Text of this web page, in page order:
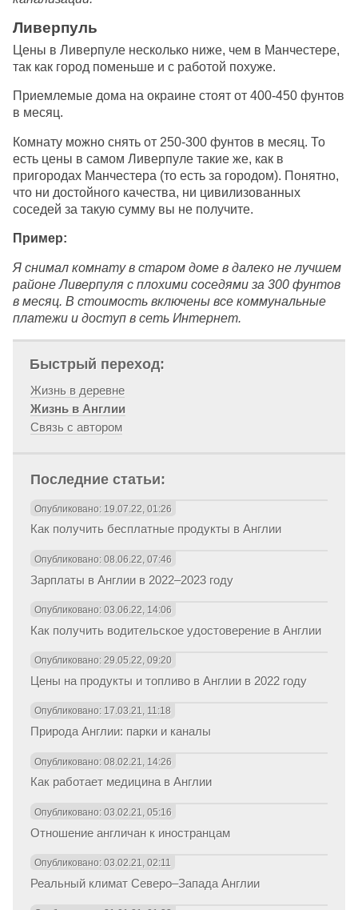
Ливерпуль
Цены в Ливерпуле несколько ниже, чем в Манчестере,
так как город поменьше и с работой похуже.
Приемлемые дома на окраине стоят от 400-450 фунтов
в месяц.
Комнату можно снять от 250-300 фунтов в месяц. То
есть цены в самом Ливерпуле такие же, как в
пригородах Манчестера (то есть за городом). Понятно,
что ни достойного качества, ни цивилизованных
соседей за такую сумму вы не получите.
Пример:
Я снимал комнату в старом доме в далеко не лучшем
районе Ливерпуля с плохими соседями за 300 фунтов
в месяц. В стоимость включены все коммунальные
платежи и доступ в сеть Интернет.
Быстрый переход:
Жизнь в деревне
Жизнь в Англии
Связь с автором
Последние статьи:
Опубликовано: 19.07.22, 01:26
Как получить бесплатные продукты в Англии
Опубликовано: 08.06.22, 07:46
Зарплаты в Англии в 2022–2023 году
Опубликовано: 03.06.22, 14:06
Как получить водительское удостоверение в Англии
Опубликовано: 29.05.22, 09:20
Цены на продукты и топливо в Англии в 2022 году
Опубликовано: 17.03.21, 11:18
Природа Англии: парки и каналы
Опубликовано: 08.02.21, 14:26
Как работает медицина в Англии
Опубликовано: 03.02.21, 05:16
Отношение англичан к иностранцам
Опубликовано: 03.02.21, 02:11
Реальный климат Северо–Запада Англии